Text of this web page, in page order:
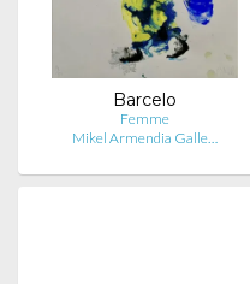
Barcelo
Femme
Mikel Armendia Galle…